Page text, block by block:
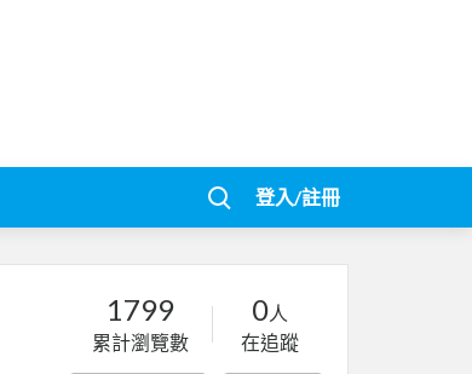
登入/註冊
1799
累計瀏覽數
0人
在追蹤